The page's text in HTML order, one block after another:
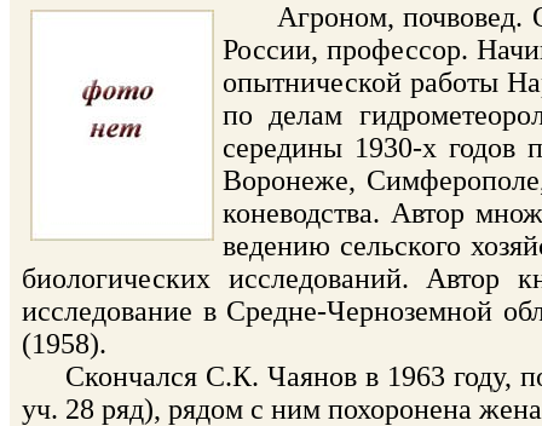
Агроном, почвовед.
России, профессор.
опытнической работы
по делам
середины 1930-х годов
Воронеже,
коневодства. Автор
ведению сельского
биологических исследований. Автор
исследование в Средне-Черноземной
(1958).
Скончался С.К. Чаянов в 1963 году,
уч. 28 ряд), рядом с ним похоронена